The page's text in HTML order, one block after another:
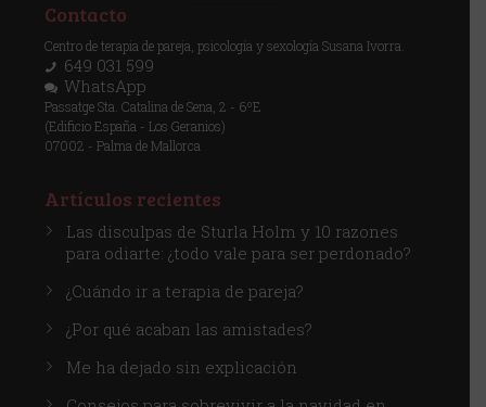
Contacto
Centro de terapia de pareja, psicología y sexología Susana Ivorra.
649 031 599
WhatsApp
Passatge Sta. Catalina de Sena, 2 - 6ºE
(Edificio España - Los Geranios)
07002 - Palma de Mallorca
Artículos recientes
Las disculpas de Sturla Holm y 10 razones
para odiarte: ¿todo vale para ser perdonado?
¿Cuándo ir a terapia de pareja?
¿Por qué acaban las amistades?
Me ha dejado sin explicación